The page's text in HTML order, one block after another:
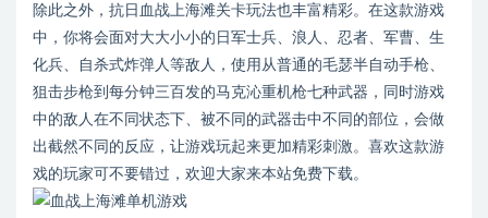
除此之外，抗日血战上海滩关卡玩法也丰富精彩。在这款游戏
中，你将会面对大大小小的日军士兵、浪人、忍者、军曹、生
化兵、自杀式炸弹人等敌人，使用从普通的毛瑟半自动手枪、
狙击步枪到每分钟三百发的马克沁重机枪七种武器，同时游戏
中的敌人在不同状态下、被不同的武器击中不同的部位，会做
出截然不同的反应，让游戏玩起来更加精彩刺激。喜欢这款游
戏的玩家可不要错过，欢迎大家来本站免费下载。